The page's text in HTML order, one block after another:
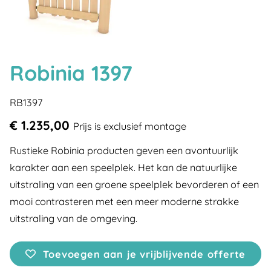
Robinia 1397
RB1397
€ 1.235,00 Prijs is exclusief montage
Rustieke Robinia producten geven een avontuurlijk
karakter aan een speelplek. Het kan de natuurlijke
uitstraling van een groene speelplek bevorderen of een
mooi contrasteren met een meer moderne strakke
uitstraling van de omgeving.
Toevoegen aan je vrijblijvende offerte